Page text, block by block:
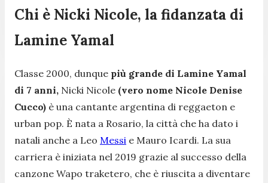
Chi è Nicki Nicole, la fidanzata di
Lamine Yamal
Classe 2000, dunque più grande di Lamine Yamal
di 7 anni, Nicki Nicole (vero nome Nicole Denise
Cucco) è una cantante argentina di reggaeton e
urban pop. È nata a Rosario, la città che ha dato i
natali anche a Leo Messi e Mauro Icardi. La sua
carriera è iniziata nel 2019 grazie al successo della
canzone Wapo traketero, che è riuscita a diventare